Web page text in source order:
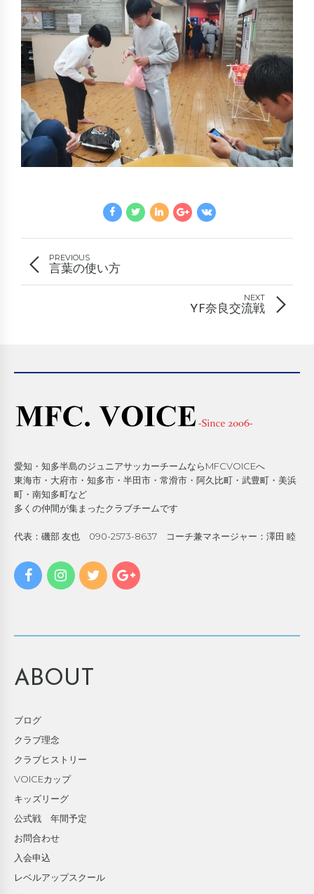
PREVIOUS
言葉の使い方
NEXT
YF奈良交流戦
愛知・知多半島のジュニアサッカーチームならMFCVOICEへ
東海市・大府市・知多市・半田市・常滑市・阿久比町・武豊町・美浜
町・南知多町など
多くの仲間が集まったクラブチームです
代表：磯部 友也 090-2573-8637 コーチ兼マネージャー：澤田 睦
ABOUT
ブログ
クラブ理念
クラブヒストリー
VOICEカップ
キッズリーグ
公式戦 年間予定
お問合わせ
入会申込
レベルアップスクール